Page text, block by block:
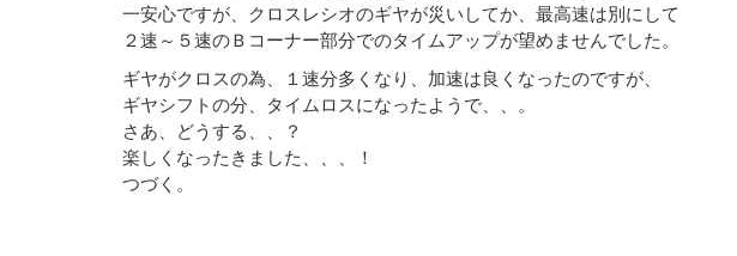
一安心ですが、クロスレシオのギヤが災いしてか、最高速は別にして
２速～５速のＢコーナー部分でのタイムアップが望めませんでした。
ギヤがクロスの為、１速分多くなり、加速は良くなったのですが、
ギヤシフトの分、タイムロスになったようで、、。
さあ、どうする、、？
楽しくなったきました、、、！
つづく。